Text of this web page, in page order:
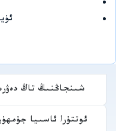
شىنجاڭنىڭ تاڭ
ئوتتۇرا ئاسىيا